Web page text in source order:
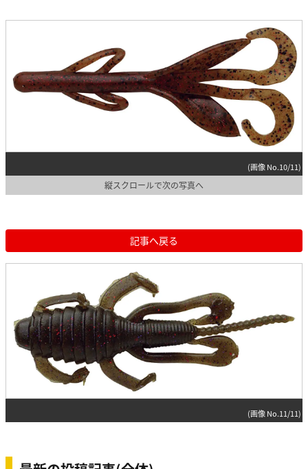
(画像 No.10/11)
縦スクロールで次の写真へ
記事へ戻る
(画像 No.11/11)